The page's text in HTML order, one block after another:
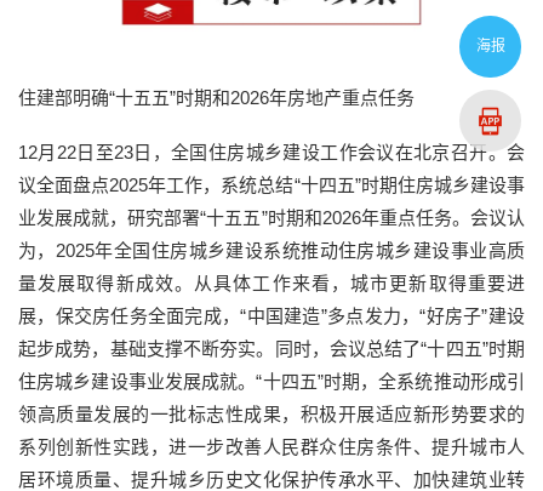
住建部明确“十五五”时期和2026年房地产重点任务
12月22日至23日，全国住房城乡建设工作会议在北京召开。会
议全面盘点2025年工作，系统总结“十四五”时期住房城乡建设事
业发展成就，研究部署“十五五”时期和2026年重点任务。会议认
为，2025年全国住房城乡建设系统推动住房城乡建设事业高质
量发展取得新成效。从具体工作来看，城市更新取得重要进
展，保交房任务全面完成，“中国建造”多点发力，“好房子”建设
起步成势，基础支撑不断夯实。同时，会议总结了“十四五”时期
住房城乡建设事业发展成就。“十四五”时期，全系统推动形成引
领高质量发展的一批标志性成果，积极开展适应新形势要求的
系列创新性实践，进一步改善人民群众住房条件、提升城市人
居环境质量、提升城乡历史文化保护传承水平、加快建筑业转
海报